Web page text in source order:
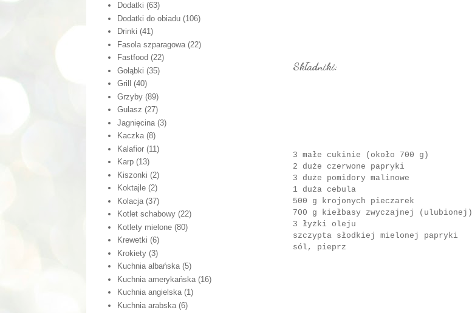
Składniki:
3 małe cukinie (około 700 g)
2 duże czerwone papryki
3 duże pomidory malinowe
1 duża cebula
500 g krojonych pieczarek
700 g kiełbasy zwyczajnej (ulubionej)
3 łyżki oleju
szczypta słodkiej mielonej papryki
sól, pieprz
Dodatki (63)
Dodatki do obiadu (106)
Drinki (41)
Fasola szparagowa (22)
Fastfood (22)
Gołąbki (35)
Grill
(40)
Grzyby (89)
Gulasz (27)
Jagnięcina (3)
Kaczka (8)
Kalafior (11)
Karp (13)
Kiszonki (2)
Koktajle (2)
Kolacja (37)
Kotlet schabowy (22)
Kotlety mielone (80)
Krewetki (6)
Krokiety (3)
Kuchnia albańska (5)
Kuchnia amerykańska (16)
Kuchnia angielska (1)
Kuchnia arabska (6)